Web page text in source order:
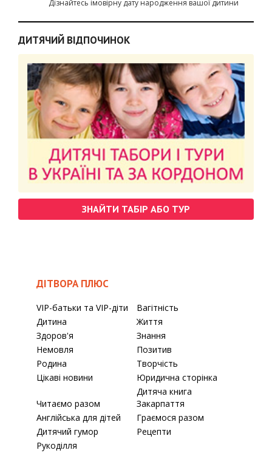
Дізнайтесь імовірну дату народження вашої дитини
ДИТЯЧИЙ ВІДПОЧИНОК
ЗНАЙТИ ТАБІР АБО ТУР
ДІТВОРА ПЛЮС
VIP-батьки та VIP-діти
Вагітність
Дитина
Життя
Здоров'я
Знання
Немовля
Позитив
Родина
Творчість
Цікаві новини
Юридична сторінка
Читаємо разом
Дитяча книга
Закарпаття
Англійська для дітей
Граємося разом
Дитячий гумор
Рецепти
Рукоділля